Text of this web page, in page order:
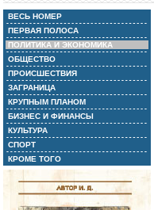
ВЕСЬ НОМЕР
ПЕРВАЯ ПОЛОСА
ПОЛИТИКА И ЭКОНОМИКА
ОБЩЕСТВО
ПРОИСШЕСТВИЯ
ЗАГРАНИЦА
КРУПНЫМ ПЛАНОМ
БИЗНЕС И ФИНАНСЫ
КУЛЬТУРА
СПОРТ
КРОМЕ ТОГО